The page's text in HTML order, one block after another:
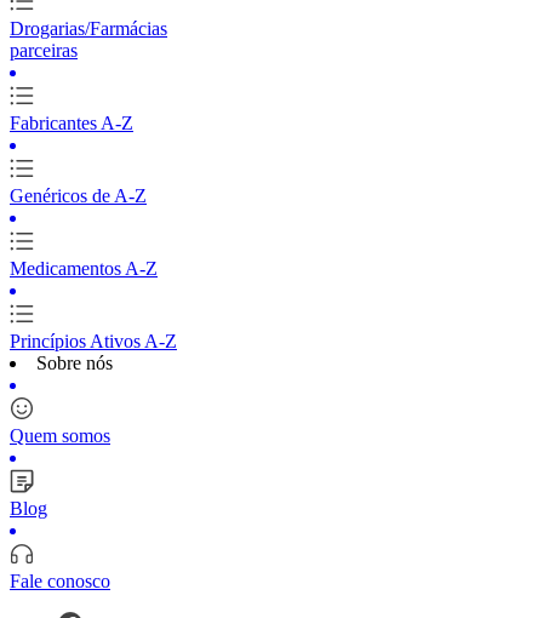
Drogarias/Farmácias
parceiras
Fabricantes A-Z
Genéricos de A-Z
Medicamentos A-Z
Princípios Ativos A-Z
Sobre nós
Quem somos
Blog
Fale conosco